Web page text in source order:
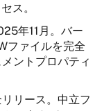
ス。
年11月。バー
ファイルを完全
ントプロパティ
リース。中立フ